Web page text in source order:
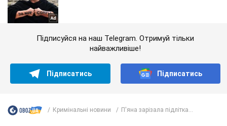
Підписуйся на наш Telegram. Отримуй тільки
найважливіше!
Підписатись Підписатись
Кримінальні новини П'яна зарізала підлітка...